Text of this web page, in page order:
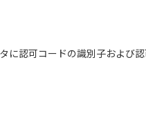
に認可コードの識別子および